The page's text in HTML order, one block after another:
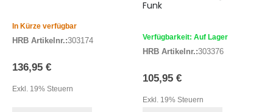
In Kürze verfügbar
HRB Artikelnr.:303174
136,95 €
Exkl. 19% Steuern
Funk
Verfügbarkeit: Auf Lager
HRB Artikelnr.:303376
105,95 €
Exkl. 19% Steuern